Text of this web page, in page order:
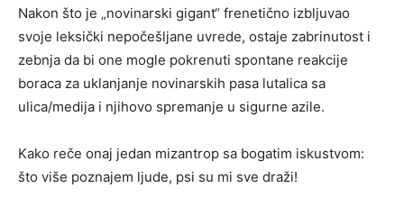
Nakon što je „novinarski gigant“ frenetično izbljuvao
svoje leksički nepočešljane uvrede, ostaje zabrinutost i
zebnja da bi one mogle pokrenuti spontane reakcije
boraca za uklanjanje novinarskih pasa lutalica sa
ulica/medija i njihovo spremanje u sigurne azile.
Kako reče onaj jedan mizantrop sa bogatim iskustvom:
što više poznajem ljude, psi su mi sve draži!